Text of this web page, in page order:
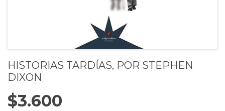
HISTORIAS TARDÍAS, POR STEPHEN
DIXON
$3.600